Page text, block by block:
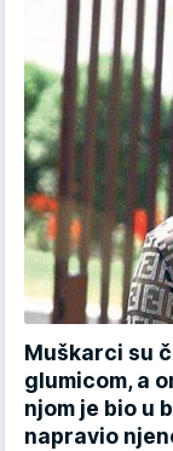
Muškarci su
glumicom, a
njom je bio u
napravio